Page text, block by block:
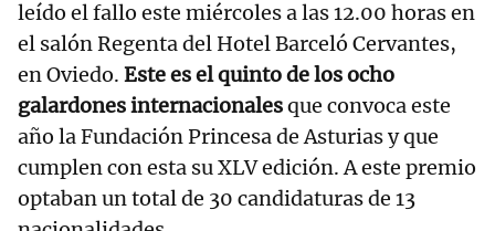
leído el fallo este miércoles a las 12.00 horas en
el salón Regenta del Hotel Barceló Cervantes,
en Oviedo. Este es el quinto de los ocho
galardones internacionalesque convoca este
año la Fundación Princesa de Asturias y que
cumplen con esta su XLV edición. A este premio
optaban un total de 30 candidaturas de 13